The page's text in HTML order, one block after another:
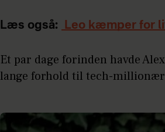
Læs også: Leo kæmper for
Et par dage forinden havde
lange forhold til tech-